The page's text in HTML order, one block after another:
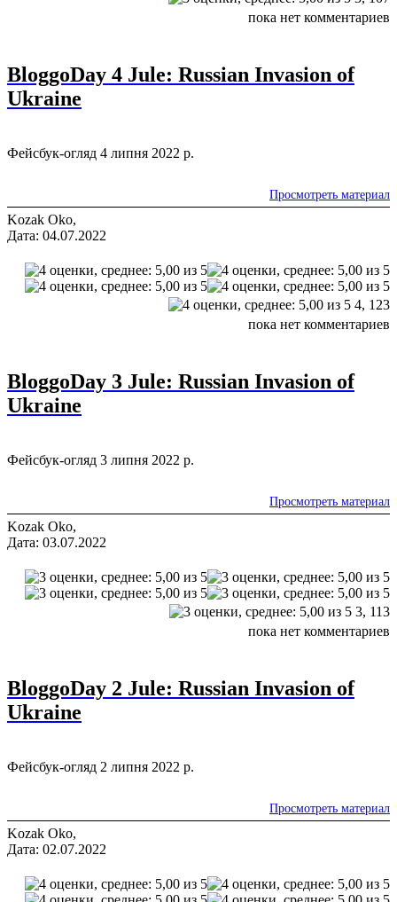
пока нет комментариев
BloggoDay 4 Jule: Russian Invasion of
Ukraine
Фейсбук-огляд 4 липня 2022 р.
Просмотреть материал
Kozak Oko,
Дата: 04.07.2022
4, 123
пока нет комментариев
BloggoDay 3 Jule: Russian Invasion of
Ukraine
Фейсбук-огляд 3 липня 2022 р.
Просмотреть материал
Kozak Oko,
Дата: 03.07.2022
3, 113
пока нет комментариев
BloggoDay 2 Jule: Russian Invasion of
Ukraine
Фейсбук-огляд 2 липня 2022 р.
Просмотреть материал
Kozak Oko,
Дата: 02.07.2022